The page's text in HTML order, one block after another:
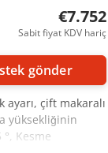
€7.752
Sabit fiyat KDV hariç
gönder
ayarı, çift makaralı
yüksekliğinin
Kesme